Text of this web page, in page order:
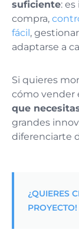
suficiente:
compra,
fácil,
adaptarse a
Si quieres
cómo vender
que
grandes
diferenciarte
¿QUIERES
PROYECTO!